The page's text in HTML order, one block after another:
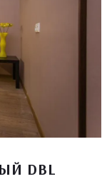
DBL